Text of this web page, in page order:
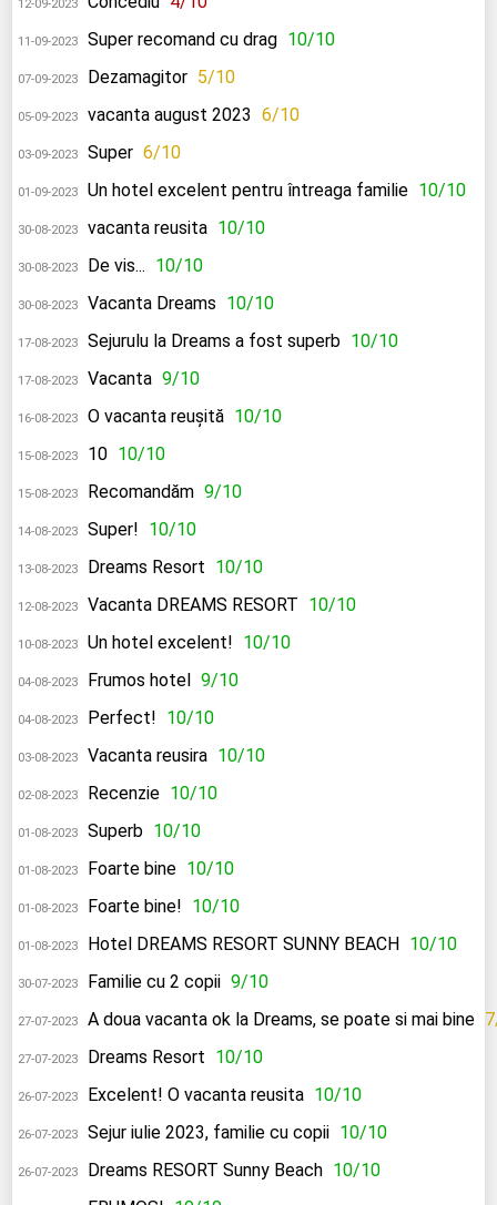
12-09-2023
11-09-2023 Super recomand cu drag 10/10
07-09-2023 Dezamagitor 5/10
05-09-2023 vacanta august 2023 6/10
03-09-2023 Super 6/10
01-09-2023 Un hotel excelent pentru întreaga familie 10/10
30-08-2023 vacanta reusita 10/10
30-08-2023 De vis... 10/10
30-08-2023 Vacanta Dreams 10/10
17-08-2023 Sejurulu la Dreams a fost superb 10/10
17-08-2023 Vacanta 9/10
16-08-2023 O vacanta reușită 10/10
15-08-2023 10 10/10
15-08-2023 Recomandăm 9/10
14-08-2023 Super! 10/10
13-08-2023 Dreams Resort 10/10
12-08-2023 Vacanta DREAMS RESORT 10/10
10-08-2023 Un hotel excelent! 10/10
04-08-2023 Frumos hotel 9/10
04-08-2023 Perfect! 10/10
03-08-2023 Vacanta reusira 10/10
02-08-2023 Recenzie 10/10
01-08-2023 Superb 10/10
01-08-2023 Foarte bine 10/10
01-08-2023 Foarte bine! 10/10
01-08-2023 Hotel DREAMS RESORT SUNNY BEACH 10/10
30-07-2023 Familie cu 2 copii 9/10
27-07-2023 A doua vacanta ok la Dreams, se poate si mai bine
27-07-2023 Dreams Resort 10/10
26-07-2023 Excelent! O vacanta reusita 10/10
26-07-2023 Sejur iulie 2023, familie cu copii 10/10
26-07-2023 Dreams RESORT Sunny Beach 10/10